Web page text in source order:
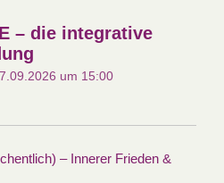
– die integrative
um 15:00
– Innerer Frieden &